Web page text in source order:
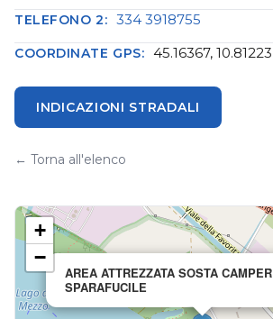
TELEFONO 2: 334 3918755
COORDINATE GPS: 45.16367, 10.81223
INDICAZIONI STRADALI
← Torna all'elenco
AREA ATTREZZATA SOSTA CAMPER
SPARAFUCILE
+
−